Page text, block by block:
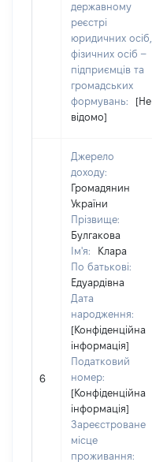
державному
реєстрі
юридичних осіб,
фізичних осіб –
підприємців та
громадських
формувань:
[Не
відомо]
6
Джерело
доходу:
Громадянин
України
Прізвище:
Булгакова
Ім'я:
Клара
По батькові:
Едуардівна
Дата
народження:
[Конфіденційна
інформація]
Податковий
номер:
[Конфіденційна
інформація]
Зареєстроване
місце
проживання: